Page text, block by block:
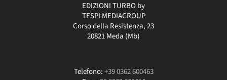
EDIZIONI TURBO by
TESPI MEDIAGROUP
Corso della Resistenza, 23
20821 Meda (Mb)
Telefono:+39 0362 600463